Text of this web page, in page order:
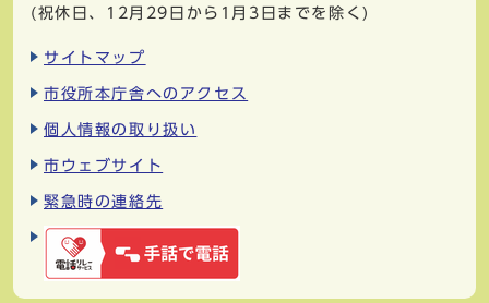
(祝休日、12月29日から1月3日までを除く)
サイトマップ
市役所本庁舎へのアクセス
個人情報の取り扱い
市ウェブサイト
緊急時の連絡先